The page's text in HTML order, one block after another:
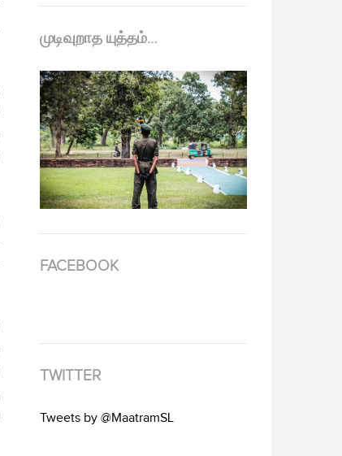
முடிவுறாத யுத்தம்…
FACEBOOK
TWITTER
Tweets by @MaatramSL